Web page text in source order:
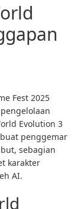
Fest 2025
Evolution 3
penggemar
sebagian
karakter
AI.